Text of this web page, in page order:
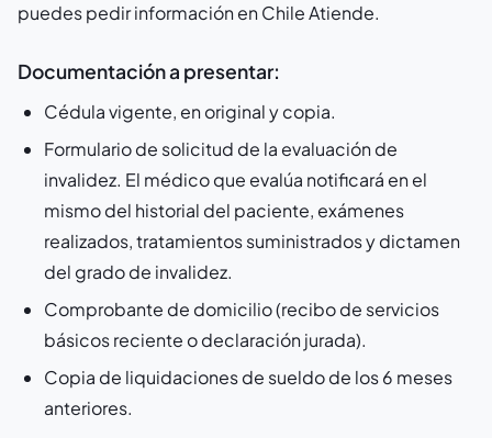
puedes pedir información en Chile Atiende.
Documentación a presentar:
Cédula vigente, en original y copia.
Formulario de solicitud de la evaluación de
invalidez. El médico que evalúa notificará en el
mismo del historial del paciente, exámenes
realizados, tratamientos suministrados y dictamen
del grado de invalidez.
Comprobante de domicilio (recibo de servicios
básicos reciente o declaración jurada).
Copia de liquidaciones de sueldo de los 6 meses
anteriores.